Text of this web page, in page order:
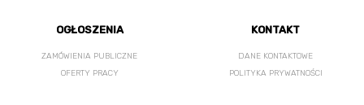
OGŁOSZENIA
ZAMÓWIENIA PUBLICZNE
OFERTY PRACY
KONTAKT
DANE KONTAKTOWE
POLITYKA PRYWATNOŚCI